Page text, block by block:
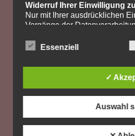
Widerruf Ihrer Einwilligung
Nur mit Ihrer ausdrücklichen
Vorgänge der
Widerruf genügt eine formlose
Recht auf Beschwerde bei
Aufsichtsbehörde
Als Betroffener steht Ihnen im
der zuständigen
Aufsichtsbehörde bezüglich
Essenziell
✓
Auswahl